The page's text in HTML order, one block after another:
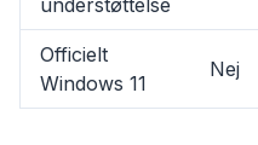
understøttelse
Officielt
Windows 11
Nej